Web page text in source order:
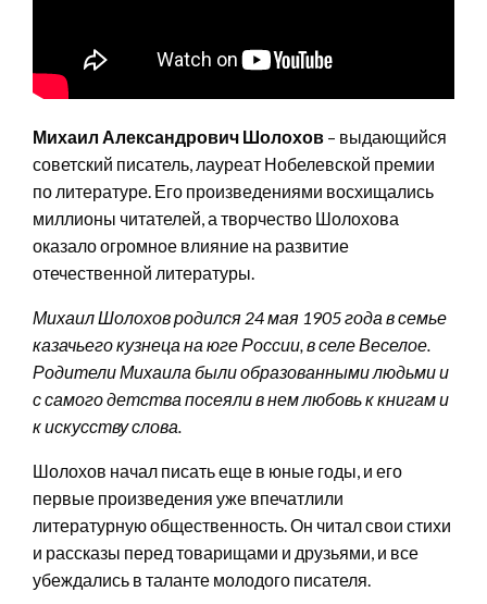
Михаил Александрович Шолохов – выдающийся
советский писатель, лауреат Нобелевской премии
по литературе. Его произведениями восхищались
миллионы читателей, а творчество Шолохова
оказало огромное влияние на развитие
отечественной литературы.
Михаил Шолохов родился 24 мая 1905 года в семье
казачьего кузнеца на юге России, в селе Веселое.
Родители Михаила были образованными людьми и
с самого детства посеяли в нем любовь к книгам и
к искусству слова.
Шолохов начал писать еще в юные годы, и его
первые произведения уже впечатлили
литературную общественность. Он читал свои стихи
и рассказы перед товарищами и друзьями, и все
убеждались в таланте молодого писателя.